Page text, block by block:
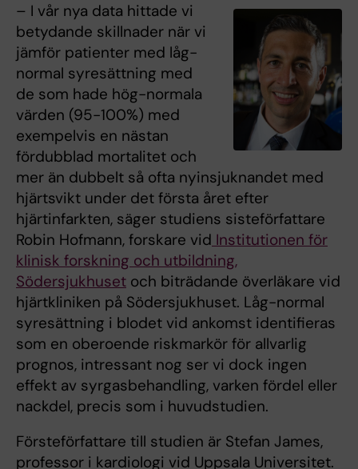
– I vår nya data hittade vi
betydande skillnader när vi
jämför patienter med låg-
normal syresättning med
de som hade hög-normala
värden (95-100%) med
exempelvis en nästan
fördubblad mortalitet och
mer än dubbelt så ofta nyinsjuknandet med
hjärtsvikt under det första året efter
hjärtinfarkten, säger studiens sisteförfattare
Robin Hofmann, forskare vid Institutionen för
klinisk forskning och utbildning,
Södersjukhuset och biträdande överläkare vid
hjärtkliniken på Södersjukhuset. Låg-normal
syresättning i blodet vid ankomst identifieras
som en oberoende riskmarkör för allvarlig
prognos, intressant nog ser vi dock ingen
effekt av syrgasbehandling, varken fördel eller
nackdel, precis som i huvudstudien.
Försteförfattare till studien är Stefan James,
professor i kardiologi vid Uppsala Universitet.